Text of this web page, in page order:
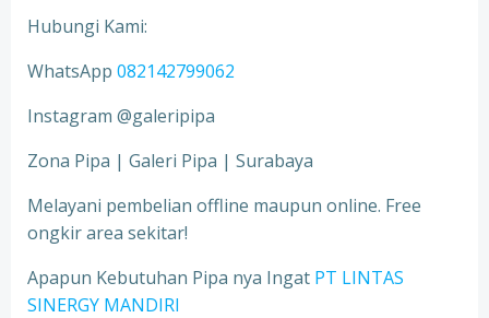
Hubungi Kami:
WhatsApp 082142799062
Instagram @galeripipa
Zona Pipa | Galeri Pipa | Surabaya
Melayani pembelian offline maupun online. Free
ongkir area sekitar!
Apapun Kebutuhan Pipa nya Ingat PT LINTAS
SINERGY MANDIRI